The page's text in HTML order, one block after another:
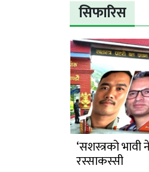
सिफारिस
‘सशस्त्रको भावी
रस्साकस्सी